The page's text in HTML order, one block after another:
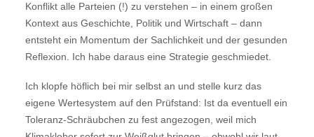
Konflikt alle Parteien (!) zu verstehen – in einem großen
Kontext aus Geschichte, Politik und Wirtschaft – dann
entsteht ein Momentum der Sachlichkeit und der gesunden
Reflexion. Ich habe daraus eine Strategie geschmiedet.
Ich klopfe höflich bei mir selbst an und stelle kurz das
eigene Wertesystem auf den Prüfstand: Ist da eventuell ein
Toleranz-Schräubchen zu fest angezogen, weil mich